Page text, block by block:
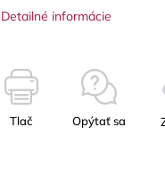
Detailné informácie
Tlač Opýtať sa